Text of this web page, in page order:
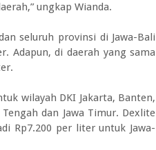
ungkap Wianda.
seluruh provinsi di Jawa-Bali
Adapun, di daerah yang sama
wilayah DKI Jakarta, Banten,
dan Jawa Timur. Dexlite
Rp7.200 per liter untuk Jawa-